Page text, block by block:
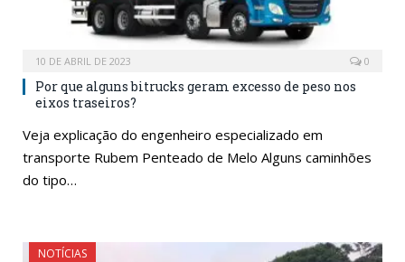
10 DE ABRIL DE 2023 0
Por que alguns bitrucks geram excesso de peso nos
eixos traseiros?
Veja explicação do engenheiro especializado em
transporte Rubem Penteado de Melo Alguns caminhões
do tipo…
NOTÍCIAS